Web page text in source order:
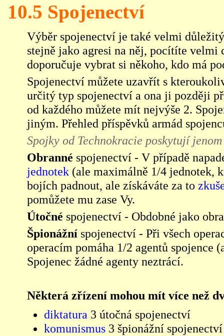
10.5 Spojenectví
Výběr spojenectví je také velmi
stejně jako agresi na něj, pocítíte velmi
doporučuje vybrat si někoho, kdo má
Spojenectví můžete uzavřít s
určitý typ spojenectví a ona ji později
od každého můžete mít nejvýše 2.
jiným. Přehled příspěvků armád
Spojky od Technokracie poskytují
Obranné spojenectví - V případě
jednotek (ale maximálně 1/4 jednotek,
bojích padnout, ale získáváte za to
pomůžete mu zase Vy.
Útočné spojenectví - Obdobné jako
Špionážní spojenectví - Při všech
operacím pomáha 1/2 agentů spojence
Spojenec žádné agenty neztrácí.
Některá zřízení mohou mít více než
diktatura 3 útočná spojenectví
komunismus 3 špionážní spojenectví